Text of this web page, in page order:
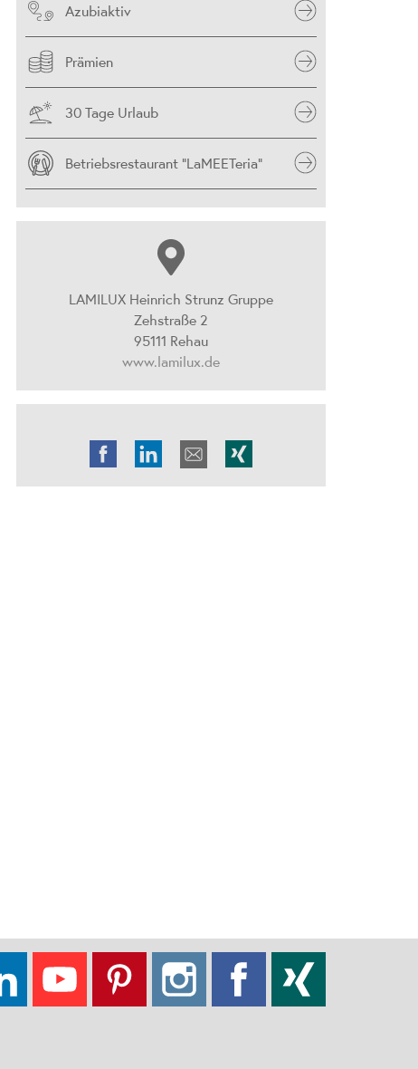
Azubiaktiv
Prämien
30 Tage Urlaub
Betriebsrestaurant "LaMEETeria"
LAMILUX Heinrich Strunz Gruppe
Zehstraße 2
95111 Rehau
www.lamilux.de